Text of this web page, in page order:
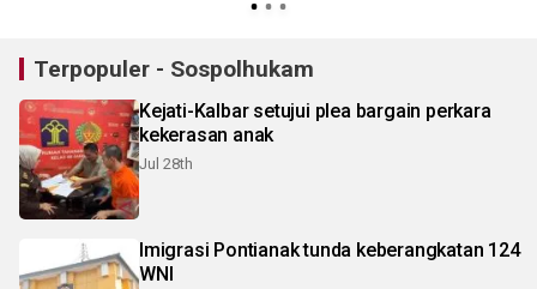
Terpopuler - Sospolhukam
Kejati-Kalbar setujui plea bargain perkara
kekerasan anak
Jul 28th
Imigrasi Pontianak tunda keberangkatan 124
WNI